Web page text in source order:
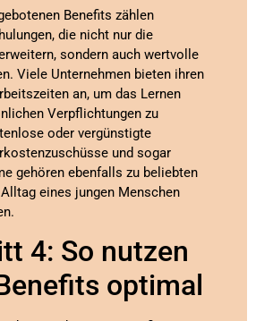
Benefits zählen
die nicht nur die
sondern auch wertvolle
Viele Unternehmen bieten ihren
an, um das Lernen
Verpflichtungen zu
oder vergünstigte
und sogar
gehören ebenfalls zu beliebten
eines jungen Menschen
4: So nutzen
optimal